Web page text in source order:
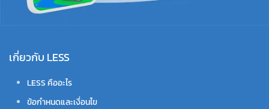
เกี่ยวกับ LESS
LESS คืออะไร
ข้อกำหนดและเงื่อนไข